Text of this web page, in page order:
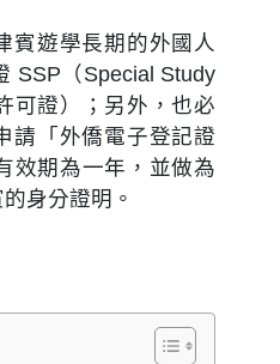
賓遊學長期的外國人
SSP（Special Study
可證）；另外，也必
請「外僑電子登記證
效期為一年，並做為
身分證明。